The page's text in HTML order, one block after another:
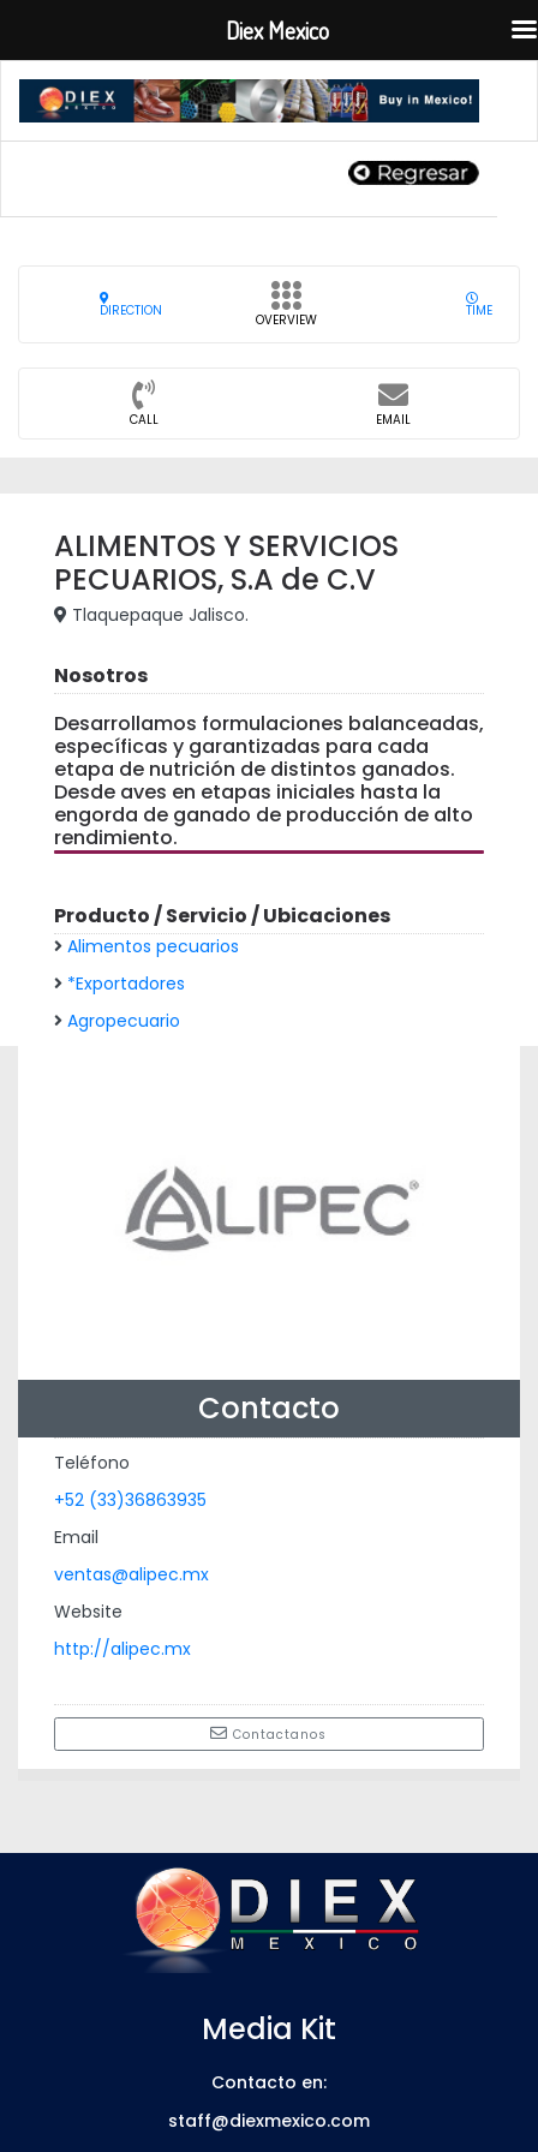
DIRECTION
OVERVIEW
TIME
CALL EMAIL
ALIMENTOS Y SERVICIOS
PECUARIOS, S.A de C.V
Tlaquepaque Jalisco.
Nosotros
Desarrollamos formulaciones balanceadas,
específicas y garantizadas para cada
etapa de nutrición de distintos ganados.
Desde aves en etapas iniciales hasta la
engorda de ganado de producción de alto
rendimiento.
Producto / Servicio / Ubicaciones
Alimentos pecuarios
*Exportadores
Agropecuario
Contacto
Teléfono
+52 (33)36863935
Email
ventas@alipec.mx
Website
http://alipec.mx
Contactanos
Media Kit
Contacto en:
staff@diexmexico.com
Diex Mexico